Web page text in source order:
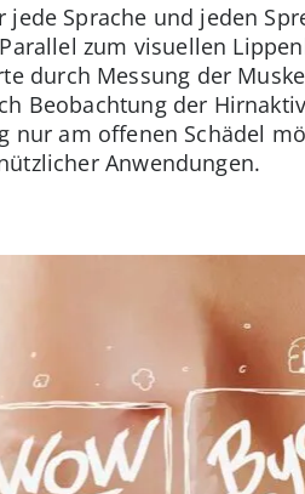
Sprache und jeden
zum visuellen
durch Messung der
Beobachtung der
nur am offenen Schädel
Anwendungen.